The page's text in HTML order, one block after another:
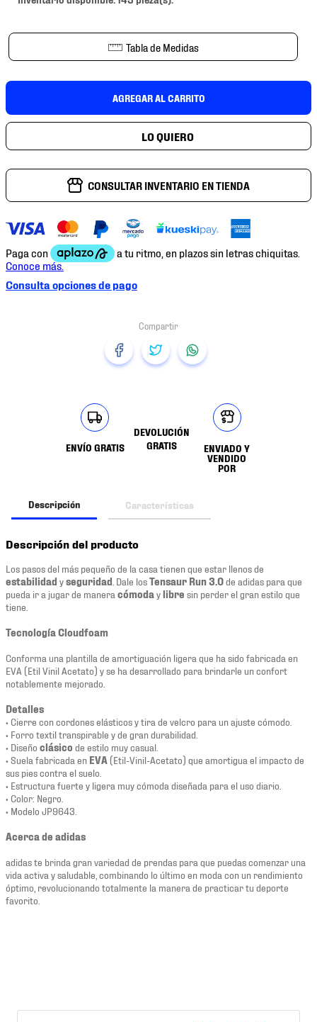
Tabla de Medidas
AGREGAR AL CARRITO
CONSULTAR INVENTARIO EN TIENDA
Consulta opciones de pago
ENVÍO GRATIS
DEVOLUCIÓN
GRATIS
ENVIADO Y
VENDIDO
POR
Descripción Características
Descripción del producto
Los pasos del más pequeño de la casa tienen que estar llenos de
estabilidad yseguridad . Dale losTensaur Run 3.0de adidas para que
pueda ir a jugar de manera cómoda ylibre sin perder el gran estilo que
tiene.
Tecnología Cloudfoam
Conforma una plantilla de amortiguación ligera que ha sido fabricada en
EVA (Etil Vinil Acetato) y se ha desarrollado para brindarle un confort
notablemente mejorado.
Detalles
• Cierre con cordones elásticos y tira de velcro para un ajuste cómodo.
• Forro textil transpirable y de gran durabilidad.
• Diseño clásico de estilo muy casual.
• Suela fabricada en EVA (Etil-Vinil-Acetato) que amortigua el impacto de
sus pies contra el suelo.
• Estructura fuerte y ligera muy cómoda diseñada para el uso diario.
• Color: Negro.
• Modelo JP9643.
Acerca de adidas
adidas te brinda gran variedad de prendas para que puedas comenzar una
vida activa y saludable, combinando lo último en moda con un rendimiento
óptimo, revolucionando totalmente la manera de practicar tu deporte
favorito.
7.
chivas
8.
mochilas
10. tenis nike